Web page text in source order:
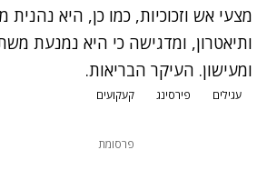
מצעי אש וזכוכיות, כמו כן, היא
ותיאטרון, ומדגישה כי היא נמנעת
ומעישון. העיקר הבריאות.
עגילים פירסינג קעקועים
פרסומת